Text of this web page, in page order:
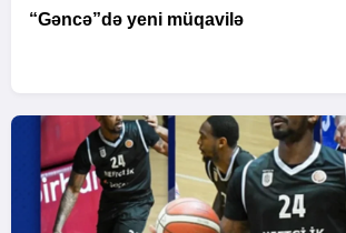
“Gəncə”də yeni müqavilə